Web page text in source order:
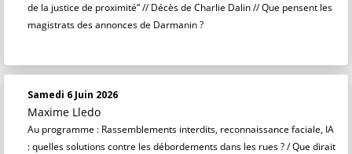
de la justice de proximité” // Décès de Charlie Dalin // Que pensent les
magistrats des annonces de Darmanin ?
Samedi 6 Juin 2026
Maxime Lledo
Au programme : Rassemblements interdits, reconnaissance faciale, IA
: quelles solutions contre les débordements dans les rues ? / Que dirait